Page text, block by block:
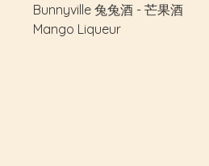
Bunnyville 兔兔酒 - 芒果酒
Mango Liqueur